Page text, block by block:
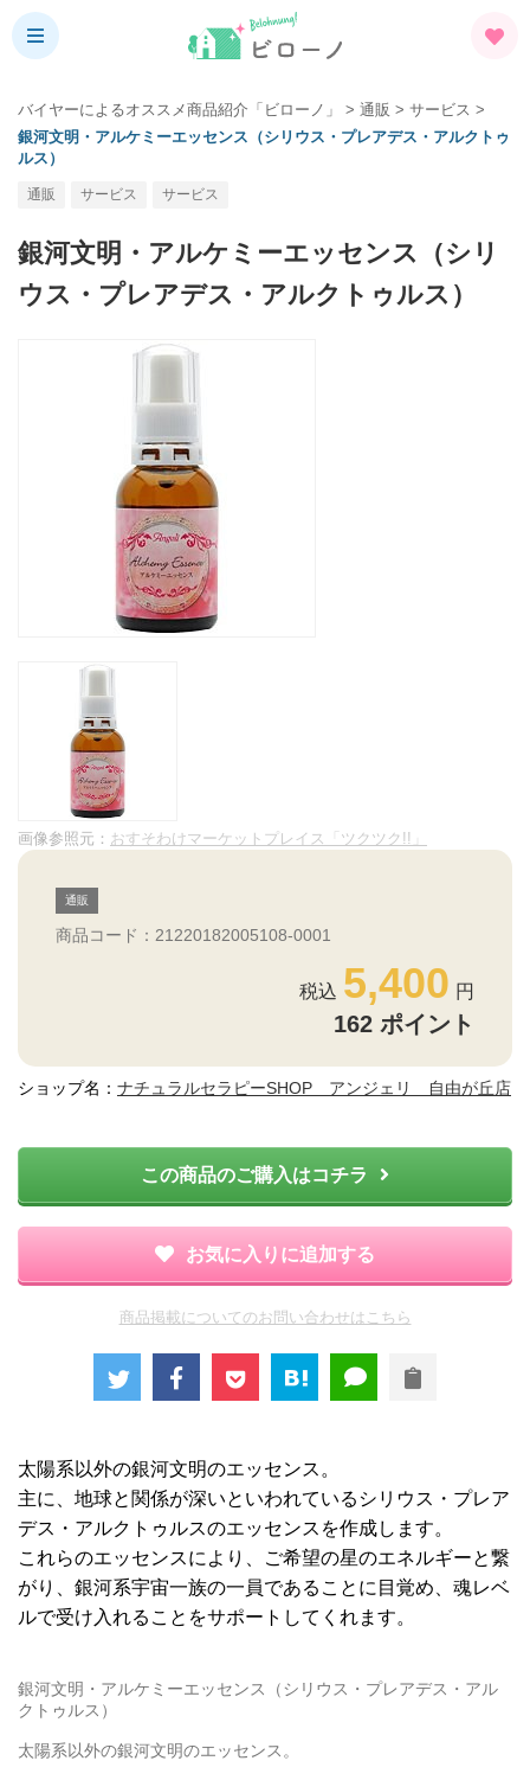
バイヤーによるオススメ商品紹介「ビローノ」 > 通販 > サービス >
銀河文明・アルケミーエッセンス（シリウス・プレアデス・アルクトゥ
ルス）
通販 サービス サービス
銀河文明・アルケミーエッセンス（シリ
ウス・プレアデス・アルクトゥルス）
画像参照元： おすそわけマーケットプレイス「ツクツク!!」
通販
商品コード：21220182005108-0001
5,400
162 ポイント
ショップ名： ナチュラルセラピーSHOP アンジェリ 自由が丘店
この商品のご購入はコチラ
お気に入りに追加する
商品掲載についてのお問い合わせはこちら
太陽系以外の銀河文明のエッセンス。
主に、地球と関係が深いといわれているシリウス・プレア
デス・アルクトゥルスのエッセンスを作成します。
これらのエッセンスにより、ご希望の星のエネルギーと繋
がり、銀河系宇宙一族の一員であることに目覚め、魂レベ
ルで受け入れることをサポートしてくれます。
銀河文明・アルケミーエッセンス（シリウス・プレアデス・アル
クトゥルス）
太陽系以外の銀河文明のエッセンス。